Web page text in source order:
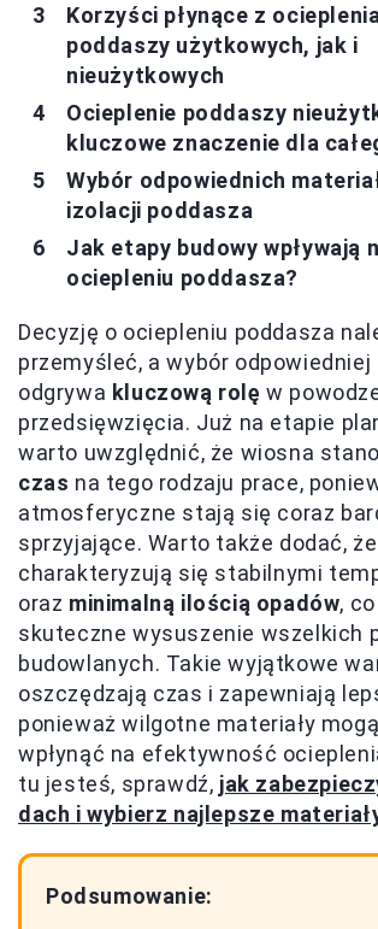
Korzyści płynące z
poddaszy użytkowych, jak i
nieużytkowych
Ocieplenie poddaszy
kluczowe znaczenie dla
Wybór odpowiednich
izolacji poddasza
Jak etapy budowy wpływają
ociepleniu poddasza?
Decyzję o ociepleniu poddasza
przemyśleć, a wybór odpowiedniej
odgrywa kluczową rolę w
przedsięwzięcia. Już na etapie
warto uwzględnić, że wiosna
czas na tego rodzaju prace,
atmosferyczne stają się coraz
sprzyjające. Warto także dodać,
charakteryzują się stabilnymi
oraz minimalną ilością opadów,
skuteczne wysuszenie wszelkich
budowlanych. Takie wyjątkowe
oszczędzają czas i zapewniają
ponieważ wilgotne materiały
wpłynąć na efektywność
tu jesteś, sprawdź, jak
dach i wybierz najlepsze
Podsumowanie: